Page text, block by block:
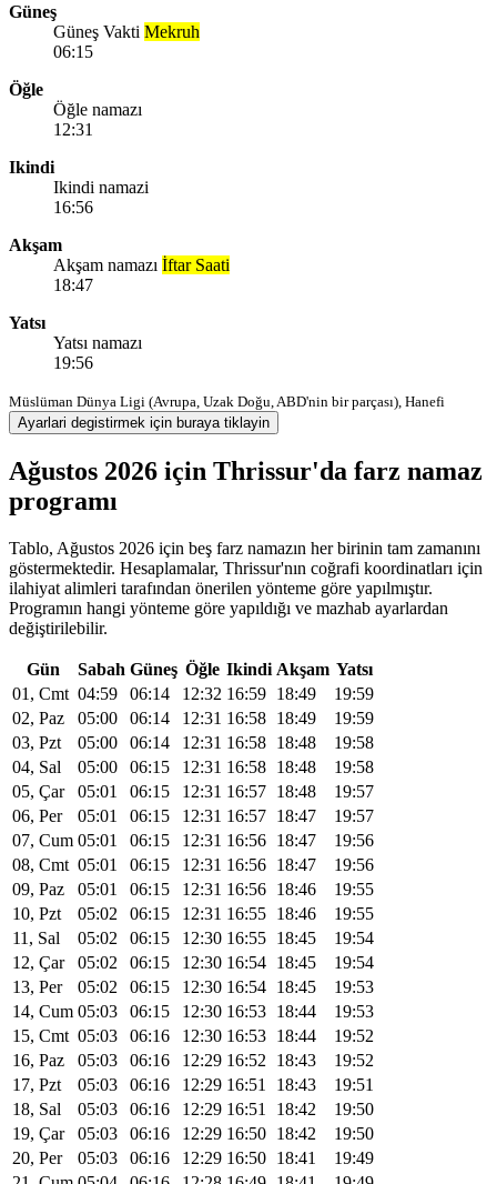
Güneş
Güneş Vakti Mekruh
06:15
Öğle
Öğle namazı
12:31
Ikindi
Ikindi namazi
16:56
Akşam
Akşam namazı İftar Saati
18:47
Yatsı
Yatsı namazı
19:56
Müslüman Dünya Ligi (Avrupa, Uzak Doğu, ABD'nin bir parçası), Hanefi
Ayarlari degistirmek için buraya tiklayin
Ağustos 2026 için Thrissur'da farz namaz
programı
Tablo, Ağustos 2026 için beş farz namazın her birinin tam zamanını
göstermektedir. Hesaplamalar, Thrissur'nın coğrafi koordinatları için
ilahiyat alimleri tarafından önerilen yönteme göre yapılmıştır.
Programın hangi yönteme göre yapıldığı ve mazhab ayarlardan
değiştirilebilir.
Gün Sabah Güneş Öğle Ikindi Akşam Yatsı
01, Cmt 04:59 06:14 12:32 16:59 18:49
19:59
02, Paz
05:00 06:14 12:31 16:58 18:49
19:59
03, Pzt
05:00 06:14 12:31 16:58 18:48
19:58
04, Sal
05:00 06:15 12:31 16:58 18:48
19:58
05, Çar
05:01 06:15 12:31 16:57 18:48
19:57
06, Per
05:01 06:15 12:31 16:57 18:47
19:57
07, Cum 05:01 06:15 12:31 16:56 18:47
19:56
08, Cmt 05:01 06:15 12:31 16:56 18:47
19:56
09, Paz
05:01 06:15 12:31 16:56 18:46
19:55
10, Pzt
05:02 06:15 12:31 16:55 18:46
19:55
11, Sal
05:02 06:15 12:30 16:55 18:45
19:54
12, Çar
05:02 06:15 12:30 16:54 18:45
19:54
13, Per
05:02 06:15 12:30 16:54 18:45
19:53
14, Cum 05:03 06:15 12:30 16:53 18:44
19:53
15, Cmt 05:03 06:16 12:30 16:53 18:44
19:52
16, Paz
05:03 06:16 12:29 16:52 18:43
19:52
17, Pzt
05:03 06:16 12:29 16:51 18:43
19:51
18, Sal
05:03 06:16 12:29 16:51 18:42
19:50
19, Çar
05:03 06:16 12:29 16:50 18:42
19:50
20, Per
05:03 06:16 12:29 16:50 18:41
19:49